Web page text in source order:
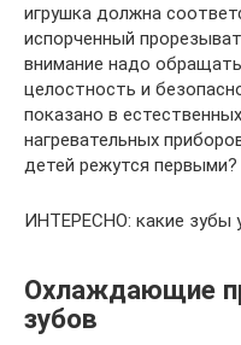
игрушка должна
испорченный
внимание надо
целостность и
показано в
нагревательных
детей режутся первыми?
ИНТЕРЕСНО: какие зубы
Охлаждающие
зубов